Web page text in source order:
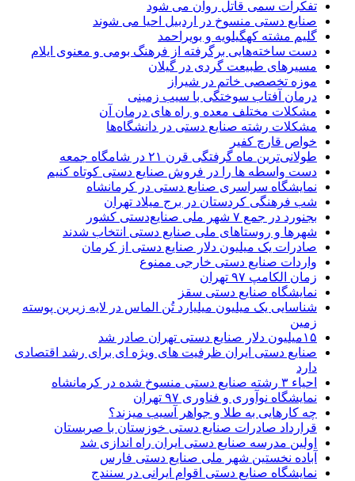
تفکرات سمی قاتل روان می شود
صنایع دستی منسوخ در اردبیل احیا می شوند
گلیم مشته کهگیلویه و بویراحمد
دست ساخته‌هایی برگرفته از فرهنگ بومی و معنوی ایلام
مسیرهای طبیعت گردی در گیلان
موزه تخصصی خاتم در شیراز
درمان آفتاب سوختگی با سیب زمینی
مشکلات مختلف معده و راه های درمان آن
مشکلات رشته صنایع دستی در دانشگاه‌ها
خواص قارچ کفیر
طولانی‌ترین ماه گرفتگی قرن ۲۱ در شامگاه جمعه
دست واسطه ها را در فروش صنایع دستی کوتاه کنیم
نمایشگاه سراسری صنایع دستی در کرمانشاه
شب فرهنگی کردستان در برج میلاد تهران
بجنورد در جمع ۷ شهر ملی صنایع‌دستی کشور
شهر‌ها و روستا‌های ملی صنایع‌ دستی انتخاب شدند
صادرات یک میلیون دلار صنایع دستی از کرمان
واردات صنایع دستی خارجی ممنوع
زمان الکامپ ۹۷ تهران
نمایشگاه صنایع دستی سقز
شناسایی یک میلیون میلیارد تُن الماس در لایه زیرین پوسته
زمین
۱۵میلیون دلار صنایع دستی تهران صادر شد
صنایع دستی ایران ظرفیت های ویژه ای برای رشد اقتصادی
دارد
احیاء ۳ رشته صنایع دستی منسوخ شده در کرمانشاه
نمایشگاه نوآوری و فناوری ۹۷ تهران
چه کارهایی به طلا و جواهر آسیب میزند؟
قرارداد صادرات صنایع دستی خوزستان با صربستان
اولین مدرسه صنایع دستی ایران راه اندازی شد
آباده نخستین شهر ملی صنایع دستی فارس
نمایشگاه صنایع دستی اقوام ایرانی در سنندج